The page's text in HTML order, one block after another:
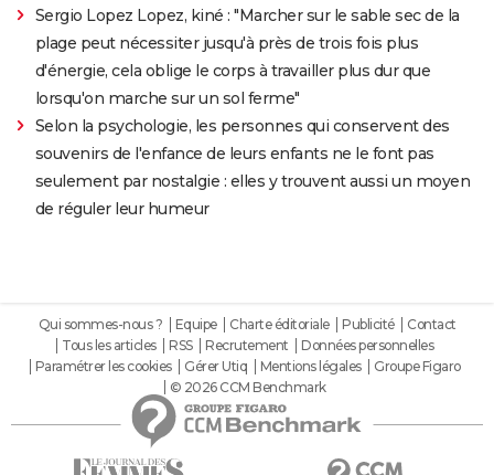
Sergio Lopez Lopez, kiné : "Marcher sur le sable sec de la
plage peut nécessiter jusqu'à près de trois fois plus
d'énergie, cela oblige le corps à travailler plus dur que
lorsqu'on marche sur un sol ferme"
Selon la psychologie, les personnes qui conservent des
souvenirs de l'enfance de leurs enfants ne le font pas
seulement par nostalgie : elles y trouvent aussi un moyen
de réguler leur humeur
Qui sommes-nous ? Equipe Charte éditoriale Publicité
Contact
Tous les articles
RSS Recrutement
Données personnelles
Paramétrer les cookies
Gérer Utiq Mentions légales
Groupe Figaro
© 2026 CCM Benchmark